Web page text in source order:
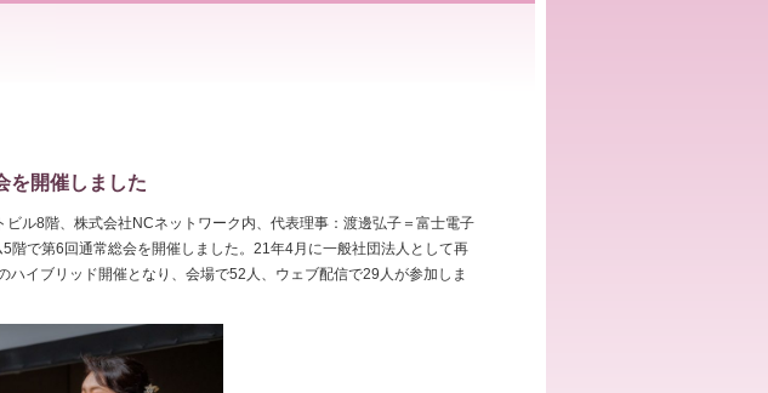
を開催しました
ル8階、株式会社NCネットワーク内、代表理事：渡邊弘子＝富士電子
で第6回通常総会を開催しました。21年4月に一般社団法人として再
イブリッド開催となり、会場で52人、ウェブ配信で29人が参加しま